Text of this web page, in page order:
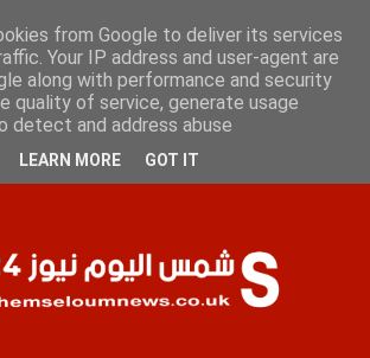
الجمعة 7 أغسطس 2026
الصفحات
from Google to deliver its services
Your IP address and user-agent are
along with performance and security
quality of service, generate usage
detect and address abuse.
LEARN MORE GOT IT